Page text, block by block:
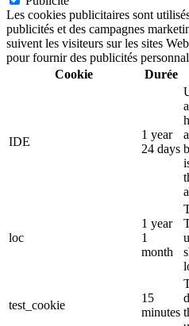
Les cookies publicitaires sont
publicités et des campagnes
suivent les visiteurs sur les sites
pour fournir des publicités
Cookie
Durée
IDE
1 year
24 days
loc
1 year
1
month
test_cookie
15
minutes